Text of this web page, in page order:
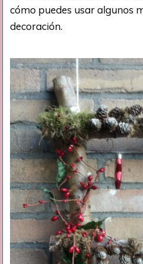
cómo puedes usar algunos
decoración.